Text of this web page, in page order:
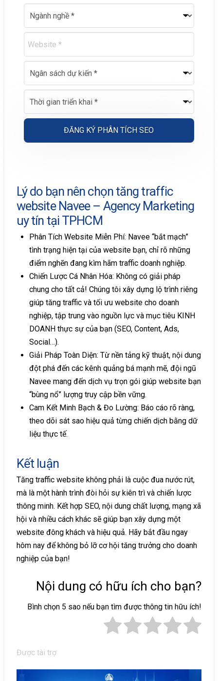
t
e
r
Lý do bạn nên chọn tăng traffic
website Navee – Agency Marketing
uy tín tại TPHCM
Phân Tích Website Miễn Phí: Navee “bắt mạch”
tình trạng hiện tại của website bạn, chỉ rõ những
điểm nghẽn đang kìm hãm traffic doanh nghiệp.
Chiến Lược Cá Nhân Hóa: Không có giải pháp
chung cho tất cả! Chúng tôi xây dựng lộ trình riêng
giúp tăng traffic và tối ưu website cho doanh
nghiệp, tập trung vào nguồn lực và mục tiêu KINH
DOANH thực sự của bạn (SEO, Content, Ads,
Social…).
Giải Pháp Toàn Diện: Từ nền tảng kỹ thuật, nội dung
đột phá đến các kênh quảng bá mạnh mẽ, đội ngũ
Navee mang đến dịch vụ trọn gói giúp website bạn
“bùng nổ” lượng truy cập bền vững.
Cam Kết Minh Bạch & Đo Lường: Báo cáo rõ ràng,
theo dõi sát sao hiệu quả từng chiến dịch bằng dữ
liệu thực tế.
Kết luận
Tăng traffic website không phải là cuộc đua nước rút,
mà là một hành trình đòi hỏi sự kiên trì và chiến lược
thông minh. Kết hợp SEO, nội dung chất lượng, mạng xã
hội và nhiều cách khác sẽ giúp bạn xây dựng một
website đông khách và hiệu quả. Hãy bắt đầu ngay
hôm nay để không bỏ lỡ cơ hội tăng trưởng cho doanh
nghiệp của bạn!
Nội dung có hữu ích cho bạn?
Bình chọn 5 sao nếu bạn tìm được thông tin hữu ích!
Được tài trợ